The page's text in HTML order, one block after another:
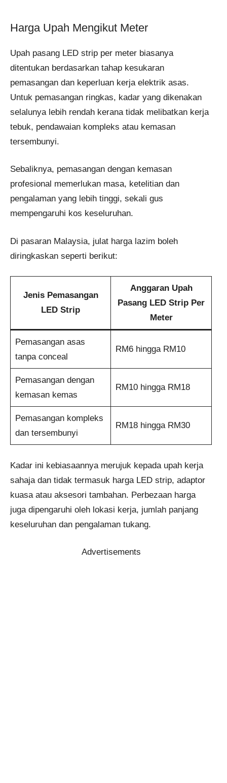
Harga Upah Mengikut Meter
Upah pasang LED strip per meter biasanya
ditentukan berdasarkan tahap kesukaran
pemasangan dan keperluan kerja elektrik asas.
Untuk pemasangan ringkas, kadar yang dikenakan
selalunya lebih rendah kerana tidak melibatkan kerja
tebuk, pendawaian kompleks atau kemasan
tersembunyi.
Sebaliknya, pemasangan dengan kemasan
profesional memerlukan masa, ketelitian dan
pengalaman yang lebih tinggi, sekali gus
mempengaruhi kos keseluruhan.
Di pasaran Malaysia, julat harga lazim boleh
diringkaskan seperti berikut:
Jenis Pemasangan
LED Strip
Anggaran Upah
Pasang LED Strip Per
Meter
Pemasangan asas
tanpa conceal
RM6 hingga RM10
Pemasangan dengan
kemasan kemas
RM10 hingga RM18
Pemasangan kompleks
dan tersembunyi
RM18 hingga RM30
Kadar ini kebiasaannya merujuk kepada upah kerja
sahaja dan tidak termasuk harga LED strip, adaptor
kuasa atau aksesori tambahan. Perbezaan harga
juga dipengaruhi oleh lokasi kerja, jumlah panjang
keseluruhan dan pengalaman tukang.
Advertisements